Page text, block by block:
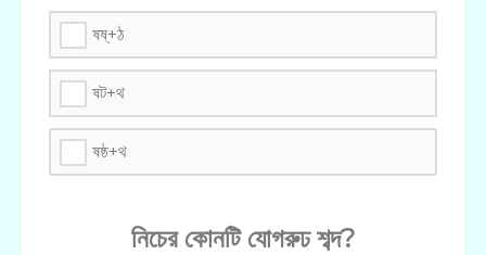
ষষ্+ঠ
ষট+থ
ষষ্ঠ+থ
নিচের কোনটি যোগরুঢ শব্দ?